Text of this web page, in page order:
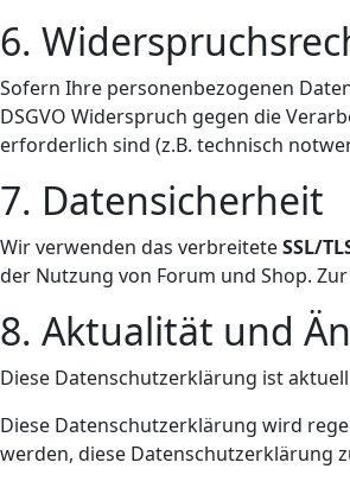
6.
Sofern Ihre personenbezogenen
DSGVO Widerspruch gegen die
erforderlich sind (z.B. technisch
7. Datensicherheit
Wir verwenden das verbreiteteSSL/
der Nutzung von Forum und Shop.
8. Aktualität und
Diese Datenschutzerklärung ist
Diese Datenschutzerklärung wird
werden, diese Datenschutzerklärung